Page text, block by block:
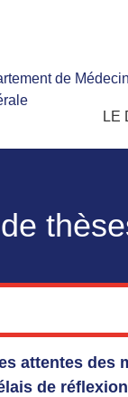
de
LE
attentes des
de